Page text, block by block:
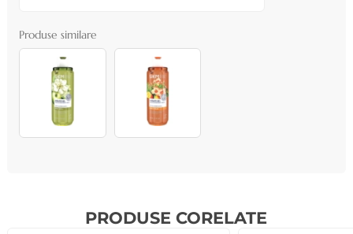
Produse similare
PRODUSE CORELATE